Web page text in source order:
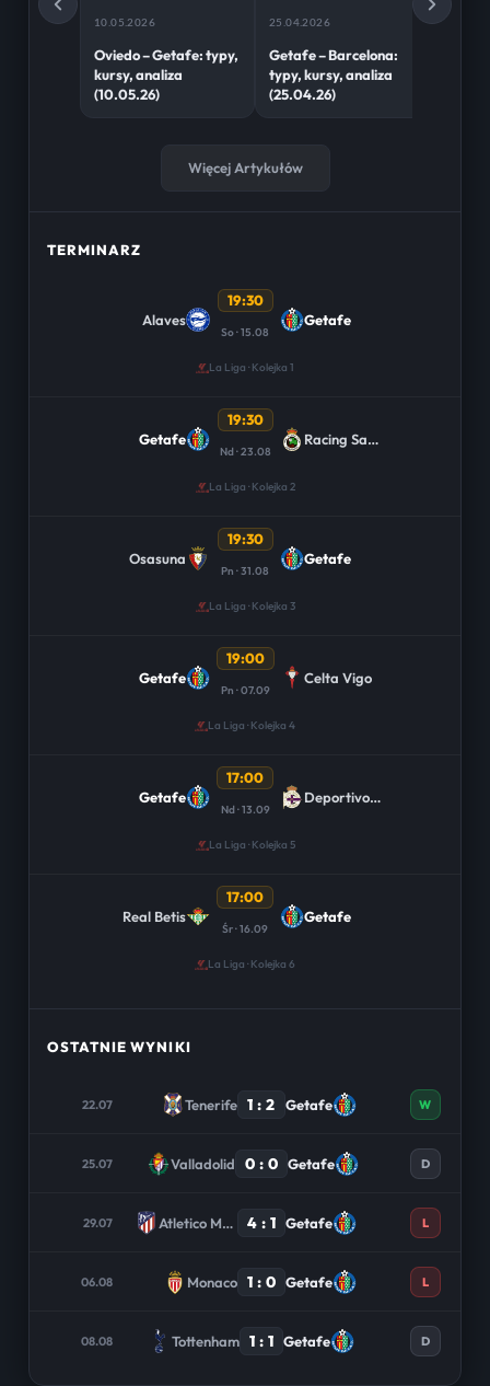
10.05.2026
Oviedo – Getafe: typy,
kursy, analiza
(10.05.26)
25.04.2026
Getafe – Barcelona:
typy, kursy, analiza
(25.04.26)
Więcej Artykułów
TERMINARZ
Alaves
19:30
So · 15.08
Getafe
La Liga · Kolejka 1
Getafe
19:30
Nd · 23.08
Racing Santander
La Liga · Kolejka 2
Osasuna
19:30
Pn · 31.08
Getafe
La Liga · Kolejka 3
Getafe
19:00
Pn · 07.09
Celta Vigo
La Liga · Kolejka 4
Getafe
17:00
Nd · 13.09
Deportivo La Coruna
La Liga · Kolejka 5
Real Betis
17:00
Śr · 16.09
Getafe
La Liga · Kolejka 6
OSTATNIE WYNIKI
22.07 Tenerife 1 : 2 Getafe W
25.07 Valladolid 0 : 0 Getafe D
29.07 Atletico Madrid 4 : 1 Getafe L
06.08 Monaco 1 : 0 Getafe L
08.08 Tottenham 1 : 1 Getafe D